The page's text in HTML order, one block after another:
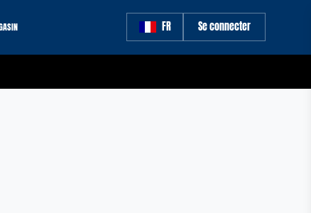
FR Se connecter